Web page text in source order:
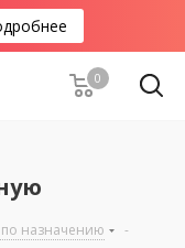
0
по назначению
-